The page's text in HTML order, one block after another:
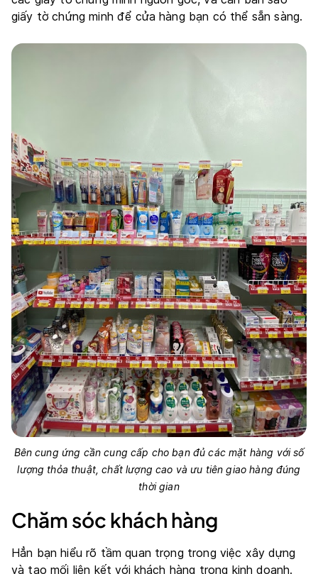
giấy tờ chứng minh để cửa hàng bạn có thể sẵn sàng.
Bên cung ứng cần cung cấp cho bạn đủ các mặt hàng với số
lượng thỏa thuật, chất lượng cao và ưu tiên giao hàng đúng
thời gian
Chăm sóc khách hàng
Hẳn bạn hiểu rõ tầm quan trọng trong việc xây dựng
và tạo mối liên kết với khách hàng trong kinh doanh.